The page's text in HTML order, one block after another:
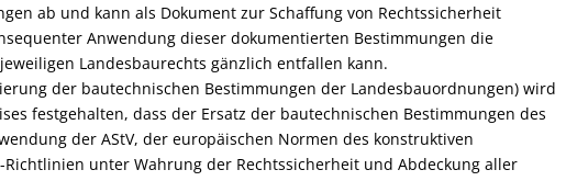
ab und kann als Dokument zur Schaffung von Rechtssicherheit
Anwendung dieser dokumentierten Bestimmungen die
Landesbaurechts gänzlich entfallen kann.
der bautechnischen Bestimmungen der Landesbauordnungen) wird
festgehalten, dass der Ersatz der bautechnischen Bestimmungen des
der AStV, der europäischen Normen des konstruktiven
unter Wahrung der Rechtssicherheit und Abdeckung aller